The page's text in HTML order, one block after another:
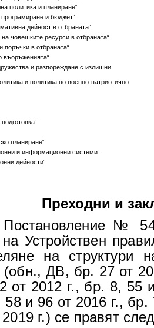
политика и планиране“
и бюджет“
дейност в отбраната“
човешките ресурси в отбраната“
поръчки в отбраната“
въоръженията“
и разпореждане с излишни
и политика по военно-патриотично
планиране“
и информационни системи“
дейности“
Преходни и
№ 54
Устройствен
на структури
(обн., ДВ, бр. 27 от
от 2012 г., бр. 8, 55
и 96 от 2016 г., бр.
г.) се правят